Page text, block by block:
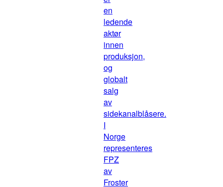
en
ledende
aktør
innen
produksjon,
og
globalt
salg
av
sidekanalblåsere.
I
Norge
representeres
FPZ
av
Froster